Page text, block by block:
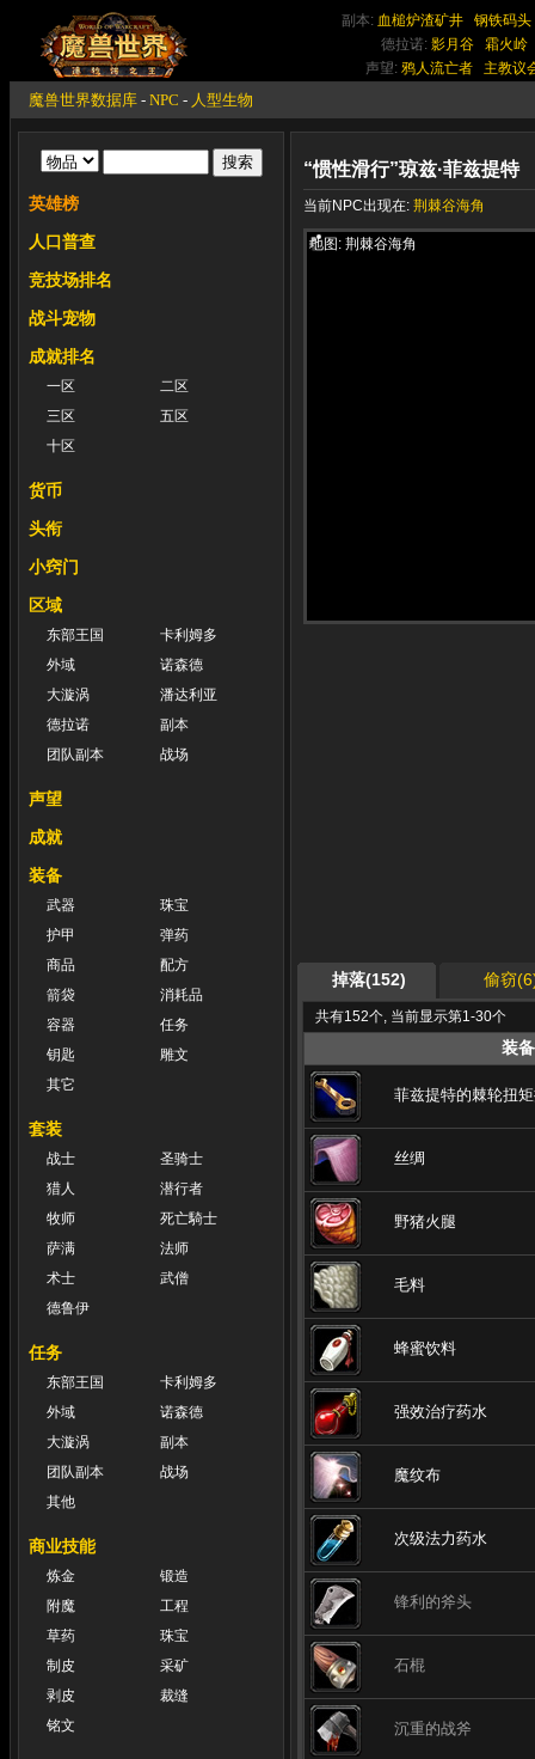
副本: 血槌炉渣矿井
钢铁码头
德拉诺: 影月谷
霜火岭
声望: 鸦人流亡者 主教议
魔兽世界数据库 - NPC - 人型生物
英雄榜
人口普查
竞技场排名
战斗宠物
成就排名
一区
二区
三区
五区
十区
货币
头衔
小窍门
区域
东部王国
卡利姆多
外域
诺森德
大漩涡
潘达利亚
德拉诺
副本
团队副本
战场
声望
成就
装备
武器
珠宝
护甲
弹药
商品
配方
箭袋
消耗品
容器
任务
钥匙
雕文
其它
套装
战士
圣骑士
猎人
潜行者
牧师
死亡騎士
萨满
法师
术士
武僧
德鲁伊
任务
东部王国
卡利姆多
外域
诺森德
大漩涡
副本
团队副本
战场
其他
商业技能
炼金
锻造
附魔
工程
草药
珠宝
制皮
采矿
剥皮
裁缝
铭文
“惯性滑行”琼兹·菲兹提特
当前NPC出现在: 荆棘谷海角
地图: 荆棘谷海角
掉落(152) 偷窃
共有152个, 当前显示第1-30个
装备
菲兹提特的棘轮扭
丝绸
野猪火腿
毛料
蜂蜜饮料
强效治疗药水
魔纹布
次级法力药水
锋利的斧头
石棍
沉重的战斧